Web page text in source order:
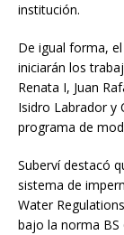
institución.
De igual forma,
iniciarán los
Renata I, Juan
Isidro Labrador y
programa de
Suberví destacó
sistema de
Water
bajo la norma BS